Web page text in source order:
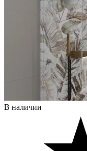
В наличии